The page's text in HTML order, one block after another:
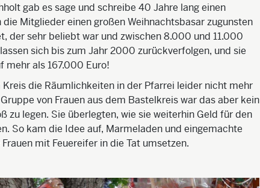
gab es sage und schreibe 40 Jahre lang einen
Mitglieder einen großen Weihnachtsbasar zugunsten
der sehr beliebt war und zwischen 8.000 und 11.000
sich bis zum Jahr 2000 zurückverfolgen, und sie
mehr als 167.000 Euro!
die Räumlichkeiten in der Pfarrei leider nicht mehr
von Frauen aus dem Bastelkreis war das aber kein
zu legen. Sie überlegten, wie sie weiterhin Geld für den
So kam die Idee auf, Marmeladen und eingemachte
mit Feuereifer in die Tat umsetzen.